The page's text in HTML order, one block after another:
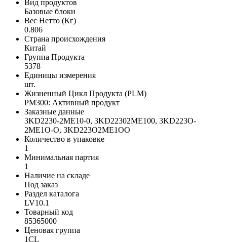
Вид продуктов
Базовые блоки
Вес Нетто (Кг)
0.806
Страна происхождения
Китай
Группа Продукта
5378
Единицы измерения
шт.
Жизненный Цикл Продукта (PLM)
PM300: Активный продукт
Заказные данные
3KD2230-2ME10-0, 3KD22302ME100, 3KD223O-
2ME1O-O, 3KD223O2ME1OO
Количество в упаковке
1
Минимальная партия
1
Наличие на складе
Под заказ
Раздел каталога
LV10.1
Товарный код
85365000
Ценовая группа
1CL